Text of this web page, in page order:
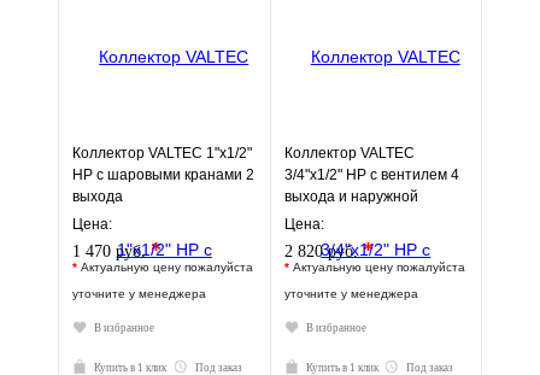
Коллектор VALTEC 1"х1/2"
НР с шаровыми кранами 2
выхода
Цена:
1 470 руб.*
* Актуальную цену пожалуйста
уточните у менеджера
В избранное
Купить в 1 клик Под заказ
Коллектор VALTEC
3/4"х1/2" НР с вентилем 4
выхода и наружной
резьбой
Цена:
2 820 руб.*
* Актуальную цену пожалуйста
уточните у менеджера
В избранное
Купить в 1 клик Под заказ